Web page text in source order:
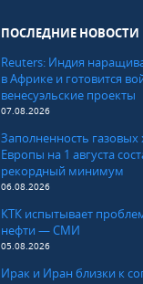
ПОСЛЕДНИЕ НОВОСТИ
Reuters: Индия
в Африке и готовится
венесуэльские проекты
07.08.2026
Заполненность
Европы на 1 августа
рекордный минимум
06.08.2026
КТК испытывает
нефти — СМИ
05.08.2026
Ирак и Иран близки к